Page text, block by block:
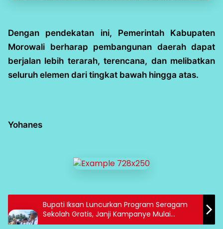
Dengan pendekatan ini, Pemerintah Kabupaten
Morowali berharap pembangunan daerah dapat
berjalan lebih terarah, terencana, dan melibatkan
seluruh elemen dari tingkat bawah hingga atas.
Yohanes
Bupati Iksan Luncurkan Program Seragam
Sekolah Gratis, Janji Kampanye Mulai
Direalisasikan